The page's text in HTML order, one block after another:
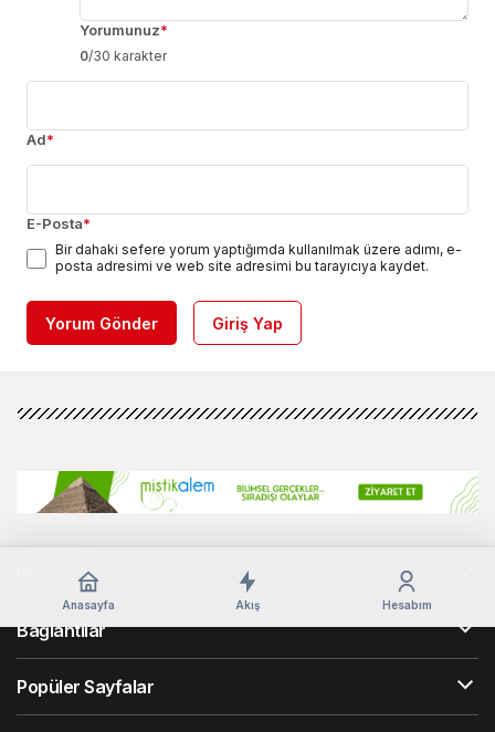
Yorumunuz*
0/30 karakter
Ad*
E-Posta*
Bir dahaki sefere yorum yaptığımda kullanılmak üzere adımı, e-
posta adresimi ve web site adresimi bu tarayıcıya kaydet.
Yorum Gönder Giriş Yap
Anasayfa Akış Hesabım
Kurumsal
Bağlantılar
Popüler Sayfalar